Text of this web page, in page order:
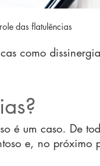
das flatulências
como
é um caso. De
e, no próximo